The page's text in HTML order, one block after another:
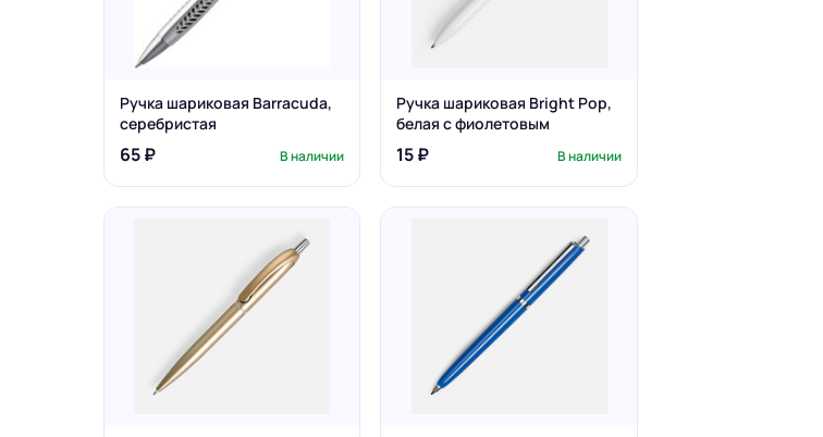
Ручка шариковая Barracuda,
серебристая
65 ₽ В наличии
Ручка шариковая Bright Pop,
белая с фиолетовым
15 ₽ В наличии